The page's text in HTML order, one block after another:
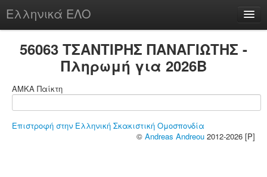
Ελληνικά ΕΛΟ
chesstu.be @ discord
56063 ΤΣΑΝΤΙΡΗΣ ΠΑΝΑΓΙΩΤΗΣ -
Πληρωμή για 2026B
ΑΜΚΑ Παίκτη
Επιστροφή στην Ελληνική Σκακιστική Ομοσπονδία
© Andreas Andreou 2012-2026 [P]